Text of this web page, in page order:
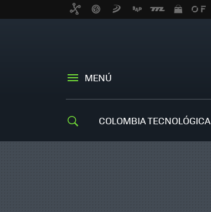
MENÚ
COLOMBIA TECNOLÓGICA